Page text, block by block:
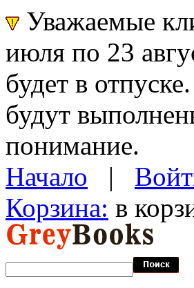
Уважаемые
июля по 23
будет в
будут
понимание.
Начало |
Корзина: в